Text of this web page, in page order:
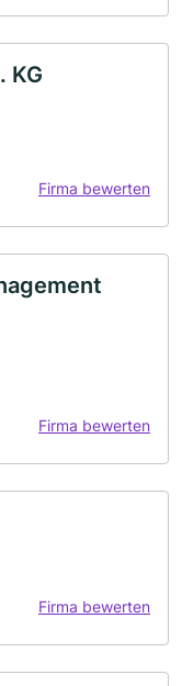
KG
Firma bewerten
Firma bewerten
Firma bewerten